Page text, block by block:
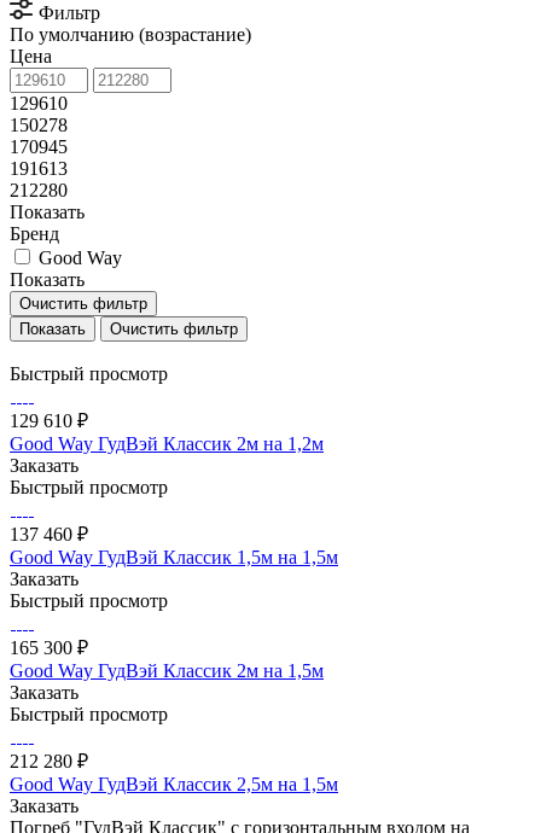
Фильтр
По умолчанию (возрастание)
Цена
129610
150278
170945
191613
212280
Показать
Бренд
Good Way
Показать
Очистить фильтр
Очистить фильтр
Быстрый просмотр
129 610 ₽
Good Way ГудВэй Классик 2м на 1,2м
Заказать
Быстрый просмотр
137 460 ₽
Good Way ГудВэй Классик 1,5м на 1,5м
Заказать
Быстрый просмотр
165 300 ₽
Good Way ГудВэй Классик 2м на 1,5м
Заказать
Быстрый просмотр
212 280 ₽
Good Way ГудВэй Классик 2,5м на 1,5м
Заказать
Погреб "ГудВэй Классик" с горизонтальным входом на